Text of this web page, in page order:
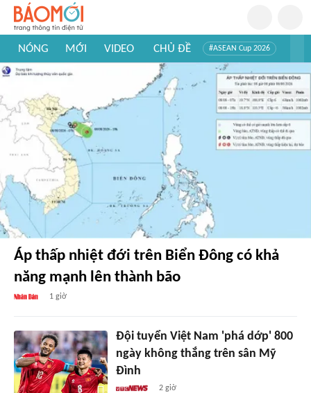
NÓNG MỚI VIDEO CHỦ ĐỀ #ASEAN Cup 2026
#Trí tuệ nhân tạo
#Khám phá Việt Nam
Áp thấp nhiệt đới trên Biển Đông có khả
năng mạnh lên thành bão
1 giờ
Đội tuyển Việt Nam 'phá dớp' 800
ngày không thắng trên sân Mỹ
Đình
2 giờ